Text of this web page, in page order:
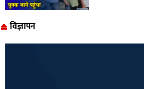
विज्ञापन